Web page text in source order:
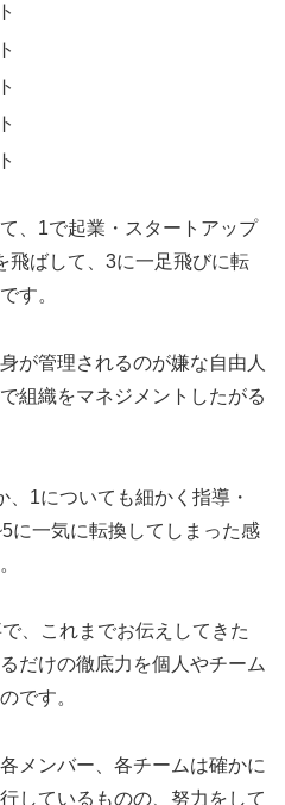
、1で起業・スタートアップ
飛ばして、3に一足飛びに転
す。
が管理されるのが嫌な自由人
組織をマネジメントしたがる
1についても細かく指導・
に一気に転換してしまった感
、これまでお伝えしてきた
だけの徹底力を個人やチーム
です。
メンバー、各チームは確かに
しているものの、努力をして